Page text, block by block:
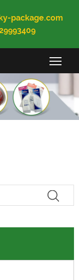
package.com